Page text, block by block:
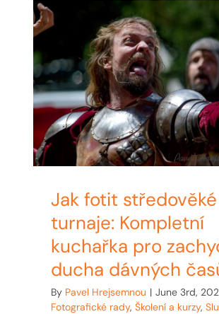
CART / KOŠÍK
Jak fotit středověké
turnaje: Kompletní
kuchařka pro
ducha dávných
By Pavel Hrejsemnou | June 3rd,
Fotografické rady, Školení a kurzy,